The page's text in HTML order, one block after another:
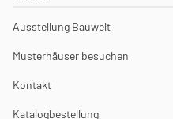
Ausstellung Bauwelt
Musterhäuser besuchen
Kontakt
Katalogbestellung